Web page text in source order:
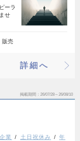
ーラ
せ
販売
詳細へ
掲載期間 26/07/28～26/08/10
業 土日祝休み
年